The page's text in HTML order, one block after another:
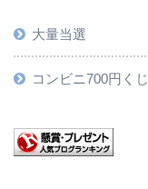
大量当選
コンビニ700円くじ